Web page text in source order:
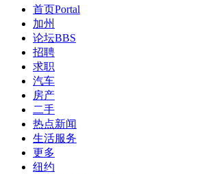
首页Portal
加州
论坛BBS
招聘
求职
汽车
房产
二手
热点新闻
生活服务
更多
纽约